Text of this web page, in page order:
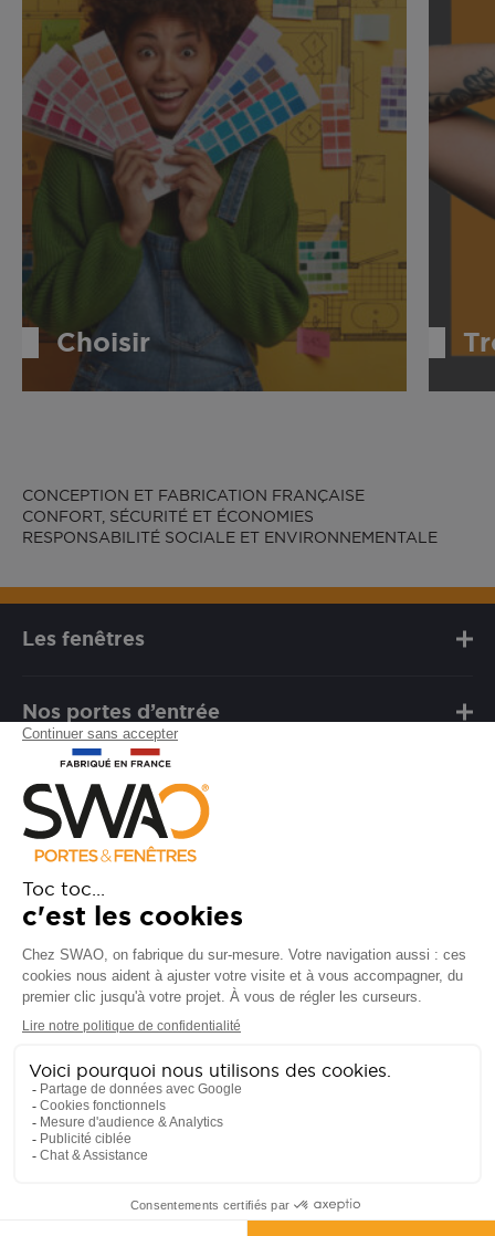
Choisir
CONCEPTION ET FABRICATION FRANÇAISE
CONFORT, SÉCURITÉ ET ÉCONOMIES
RESPONSABILITÉ SOCIALE ET ENVIRONNEMENTALE
Les fenêtres
Nos portes d’entrée
Notre marque
Besoin d'assistance ?
Garanties
SAV
Besoin d'informations ? Nos
conseillers sont à votre écoute.
CONTACTEZ-NOUS
Suivez-nous sur les réseaux sociaux !
Mentions légales